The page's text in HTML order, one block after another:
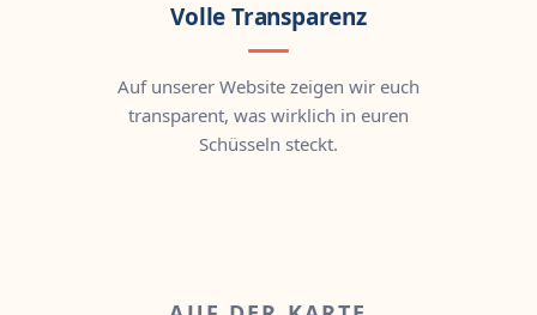
Volle Transparenz
Auf unserer Website zeigen wir euch
transparent, was wirklich in euren
Schüsseln steckt.